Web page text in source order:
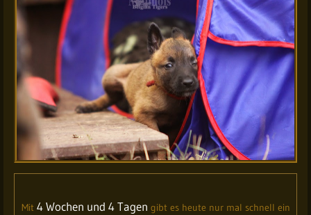
Mit 4 Wochen und 4 Tagen gibt es heute nur mal schnell ein